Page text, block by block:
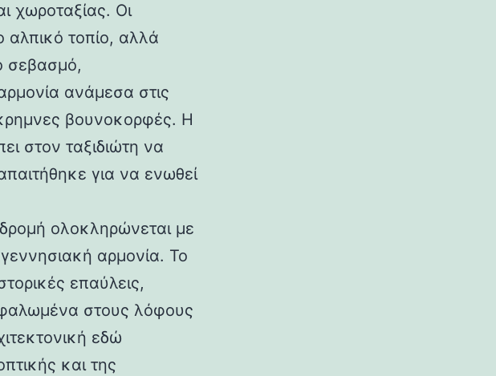
χωροταξίας. Οι
αλπικό τοπίο, αλλά
σεβασμό,
ανάμεσα στις
βουνοκορφές. Η
στον ταξιδιώτη να
για να ενωθεί
ολοκληρώνεται με
αρμονία. Το
επαύλεις,
στους λόφους
εδώ
και της